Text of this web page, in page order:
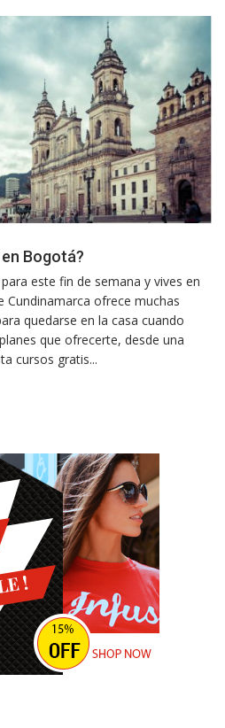
Bogotá?
este fin de semana y vives en
ofrece muchas
quedarse en la casa cuando
que ofrecerte, desde una
cursos gratis...